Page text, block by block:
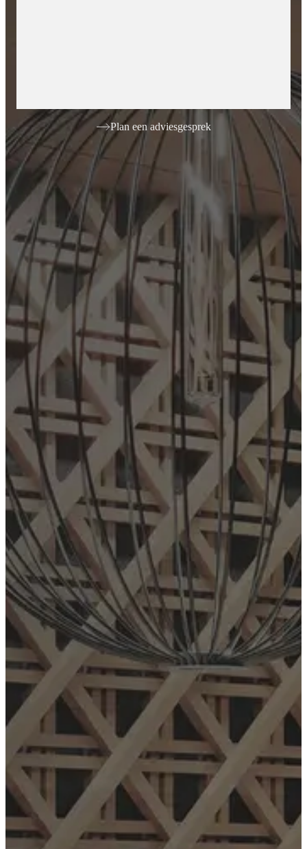
Plan een adviesgesprek